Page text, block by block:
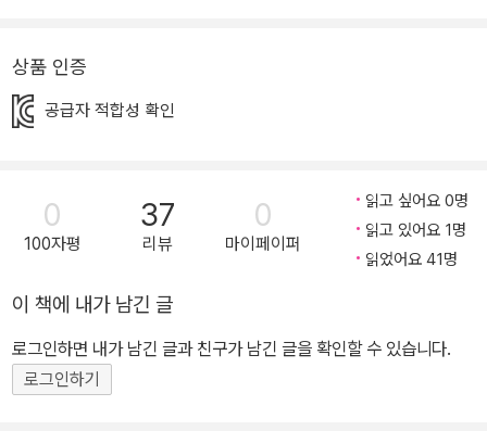
해 알 수 있도록 구성하였습니다. 뿐만 아니라 과학 교과서 ‘4학년 1
학기 – 식물의 한살이‘ 단원에서 식물의 재배 환경, 5학년 2학기 – 산
니다. 흥미진진한 만화와 더불어 유익한 정보도 알차게 구성되어 있
습니다. ‘집에서 탐구하기’에서는 기름콩을 이용해 콩나물을 직접 길
러 보고 재배 환경이 식물에 미치는 영향에 대해 알아봅니다. ‘세상을
바꾼 발명품’에서는 냉장고에 대해 알아보고, ‘생활 속의 발명’에서는
기술을 이용해 만드는 냄새 없는 음식물 쓰레기통을 살펴봅니다. ‘발
명일기’에서는 달고나 만들기와 관련해 발명 아이디어를 얻는 과정을
상품 인증
공급자 적합성 확인
0
100자평
37
리뷰
0
마이페이퍼
읽고 싶어요 0명
읽고 있어요 1명
읽었어요 41명
이 책에 내가 남긴 글
로그인하면 내가 남긴 글과 친구가 남긴 글을 확인할 수 있습니다.
로그인하기